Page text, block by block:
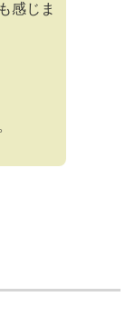
感じま